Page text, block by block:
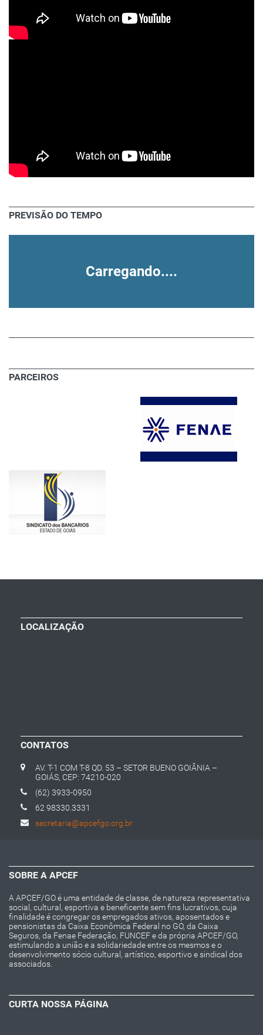
PREVISÃO DO TEMPO
Carregando....
PARCEIROS
LOCALIZAÇÃO
CONTATOS
AV. T-1 COM T-8 QD. 53 – SETOR BUENO GOIÂNIA –
GOIÁS, CEP: 74210-020
(62) 3933-0950
62 98330.3331
secretaria@apcefgo.org.br
SOBRE A APCEF
A APCEF/GO é uma entidade de classe, de natureza representativa
social, cultural, esportiva e beneficente sem fins lucrativos, cuja
finalidade é congregar os empregados ativos, aposentados e
pensionistas da Caixa Econômica Federal no GO, da Caixa
Seguros, da Fenae Federação, FUNCEF e da própria APCEF/GO,
estimulando a união e a solidariedade entre os mesmos e o
desenvolvimento sócio cultural, artístico, esportivo e sindical dos
associados.
CURTA NOSSA PÁGINA